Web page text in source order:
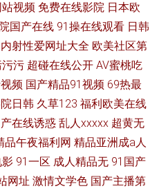
视频 免费在线影院 日本欧
国产在线 91操在线观看 日韩
内射性爱网址大全 欧美社区第
污 超碰在线公开 AV蜜桃吃
频 国产精品91视频 69热最
日韩 久草123 福利欧美在线
在线诱惑 乱人xxxxx 超黄无
品午夜福利网 精品亚洲成a人
91一区 成人精品无 91国产
网址 激情文学色 国产主播第